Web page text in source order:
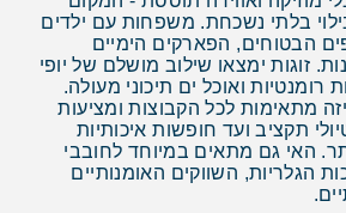
בילוי בלתי נשכחת. משפחות עם ילדים
הבטוחים, הפארקים הימיים
זוגות ימצאו שילוב מושלם של יופי
ואוכל ים תיכוני מעולה.
מתאימות לכל הקבוצות ומציעות
תקציב ועד חופשות איכותיות
האי גם מתאים במיוחד לחובבי
הגלריות, השווקים האומנותיים